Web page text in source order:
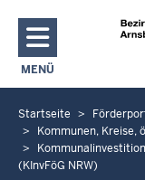
MENÜ
NAVIGATION
S
e
Startseite
Kommunen, Kreise,
(KInvFöG NRW)